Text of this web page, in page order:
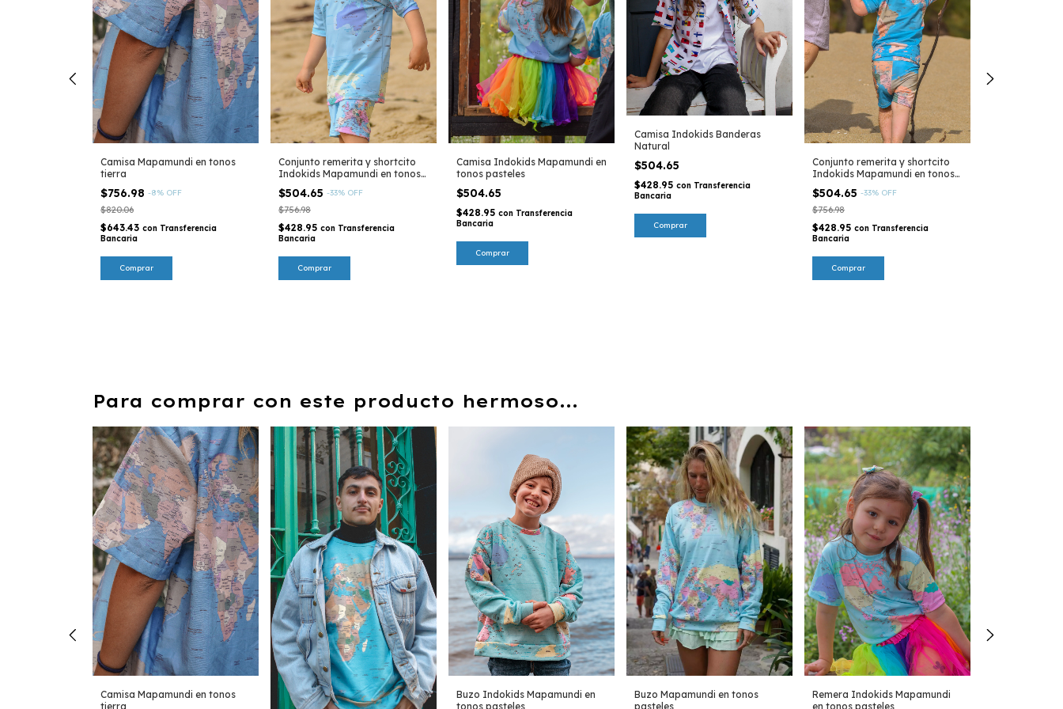
Camisa Mapamundi en tonos
tierra
$756.98 -8% OFF
$820.06
$643.43 con Transferencia
Bancaria
Comprar
Conjunto remerita y shortcito
Indokids Mapamundi en tonos
$504.65 -33% OFF
$756.98
$428.95 con Transferencia
Bancaria
Comprar
Camisa Indokids Mapamundi en
tonos pasteles
$504.65
$428.95 con Transferencia
Bancaria
Comprar
Camisa Indokids Banderas
Natural
$504.65
$428.95 con Transferencia
Bancaria
Comprar
Conjunto remerita y shortcito
Indokids Mapamundi en tonos
$504.65 -33% OFF
$756.98
$428.95 con Transferencia
Bancaria
Comprar
Para comprar con este producto hermoso...
Camisa Mapamundi en tonos
tierra
Buzo Indokids Mapamundi en
tonos pasteles
Buzo Mapamundi en tonos
pasteles
Remera Indokids Mapamundi
en tonos pasteles